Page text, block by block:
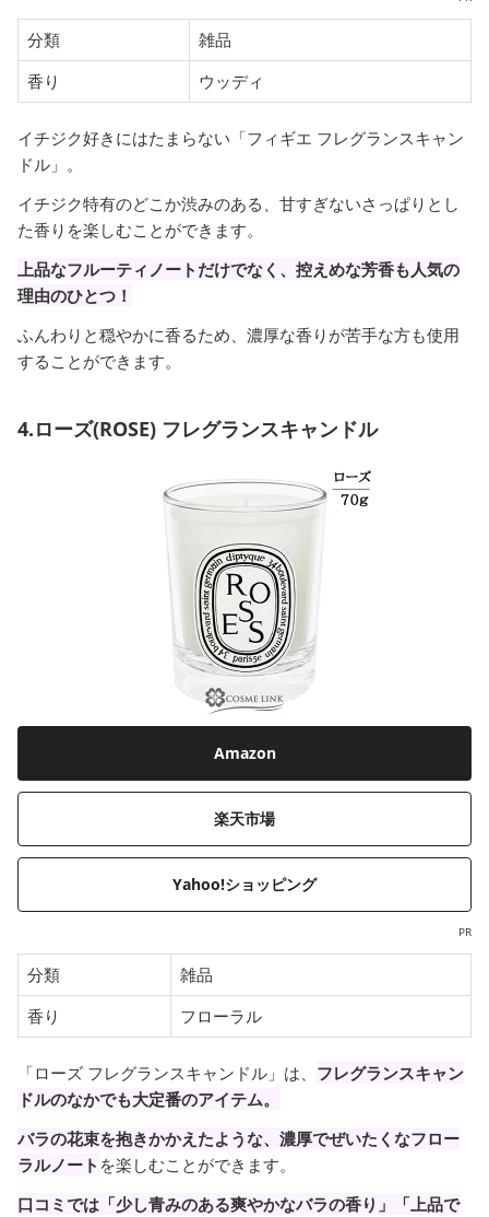
分類
雑品
香り
ウッディ
イチジク好きにはたまらない「フィギエ フレグランスキャン
ドル」。
イチジク特有のどこか渋みのある、甘すぎないさっぱりとし
た香りを楽しむことができます。
上品なフルーティノートだけでなく、控えめな芳香も人気の
理由のひとつ！
ふんわりと穏やかに香るため、濃厚な香りが苦手な方も使用
することができます。
4.ローズ(ROSE) フレグランスキャンドル
Amazon
楽天市場
Yahoo!ショッピング
PR
分類
雑品
香り
フローラル
「ローズ フレグランスキャンドル」は、 フレグランスキャン
ドルのなかでも大定番のアイテム。
バラの花束を抱きかかえたような、濃厚でぜいたくなフロー
ラルノート を楽しむことができます。
口コミでは「少し青みのある爽やかなバラの香り」「上品で